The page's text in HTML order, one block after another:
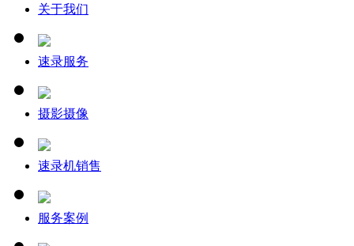
关于我们
速录服务
摄影摄像
速录机销售
服务案例